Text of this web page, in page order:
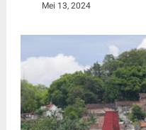
Mei 13, 2024